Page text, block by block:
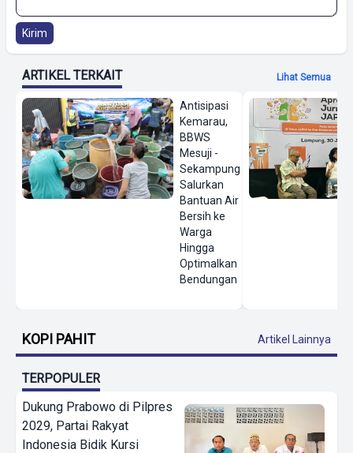
Kirim
ARTIKEL TERKAIT Lihat Semua
Antisipasi
Kemarau,
BBWS
Mesuji -
Sekampung
Salurkan
Bantuan Air
Bersih ke
Warga
Hingga
Optimalkan
Bendungan
KOPI PAHIT Artikel Lainnya
TERPOPULER
Dukung Prabowo di Pilpres
2029, Partai Rakyat
Indonesia Bidik Kursi